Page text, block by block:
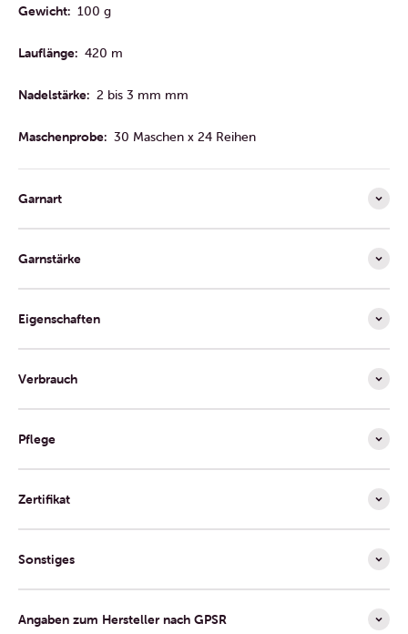
Gewicht: 100 g
Lauflänge: 420 m
Nadelstärke: 2 bis 3 mm mm
Maschenprobe: 30 Maschen x 24 Reihen
Garnart
Garnstärke
Eigenschaften
Verbrauch
Pflege
Zertifikat
Sonstiges
Angaben zum Hersteller nach GPSR